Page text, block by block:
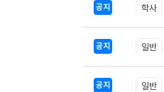
공지 학사
공지 일반
공지 일반